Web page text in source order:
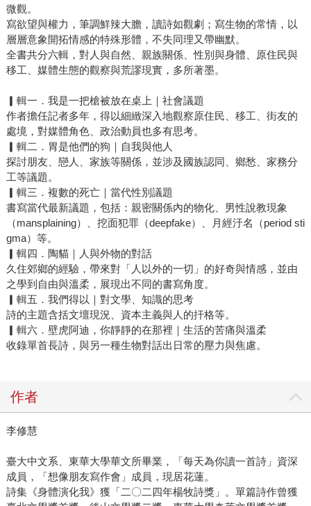
微觀。
寫欲望與權力，筆調鮮辣大膽，讀詩如觀劇；寫生物的常情，以
層層意象開拓情感的特殊形體，不失同理又帶幽默。
全書共分六輯，對人與自然、親族關係、性別與身體、原住民與
移工、媒體生態的觀察與荒謬現實，多所著墨。
▎輯一．我是一把槍被放在桌上｜社會議題
作者擔任記者多年，得以細緻深入地觀察原住民、移工、街友的
處境，對媒體角色、政治動員也多有思考。
▎輯二．胃是他們的狗｜自我與他人
探討朋友、戀人、家族等關係，並涉及國族認同、鄉愁、家務分
工等議題。
▎輯三．複數的死亡｜當代性別議題
書寫當代最新議題，包括：親密關係內的物化、男性說教現象
（mansplaining）、挖面犯罪（deepfake）、月經汙名（period sti
gma）等。
▎輯四．陶貓｜人與外物的對話
久住郊鄉的經驗，帶來對「人以外的一切」的好奇與情感，並由
之學到自由與溫柔，展現出不同的書寫角度。
▎輯五．我們得以｜對文學、知識的思考
詩的主題含括文壇現況、資本主義與人的扞格等。
▎輯六．壁虎阿迪，你靜靜的在那裡｜生活的苦痛與溫柔
收錄單首長詩，與另一種生物對話出日常的壓力與焦慮。
作者
李修慧
臺大中文系、東華大學華文所畢業，「每天為你讀一首詩」資深
成員，「想像朋友寫作會」成員，現居花蓮。
詩集《身體演化我》獲「二〇二四年楊牧詩獎」。單篇詩作曾獲